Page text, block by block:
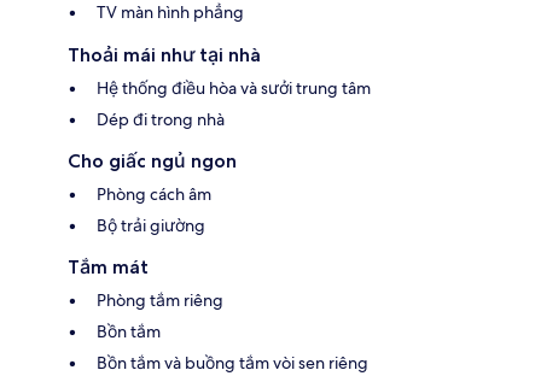
TV màn hình phẳng
Thoải mái như tại nhà
Hệ thống điều hòa và sưởi trung tâm
Dép đi trong nhà
Cho giấc ngủ ngon
Phòng cách âm
Bộ trải giường
Tắm mát
Phòng tắm riêng
Bồn tắm
Bồn tắm và buồng tắm vòi sen riêng